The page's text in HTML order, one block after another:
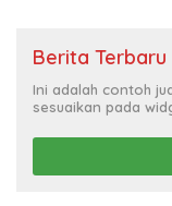
Berita Terbaru
Ini adalah contoh
sesuaikan pada